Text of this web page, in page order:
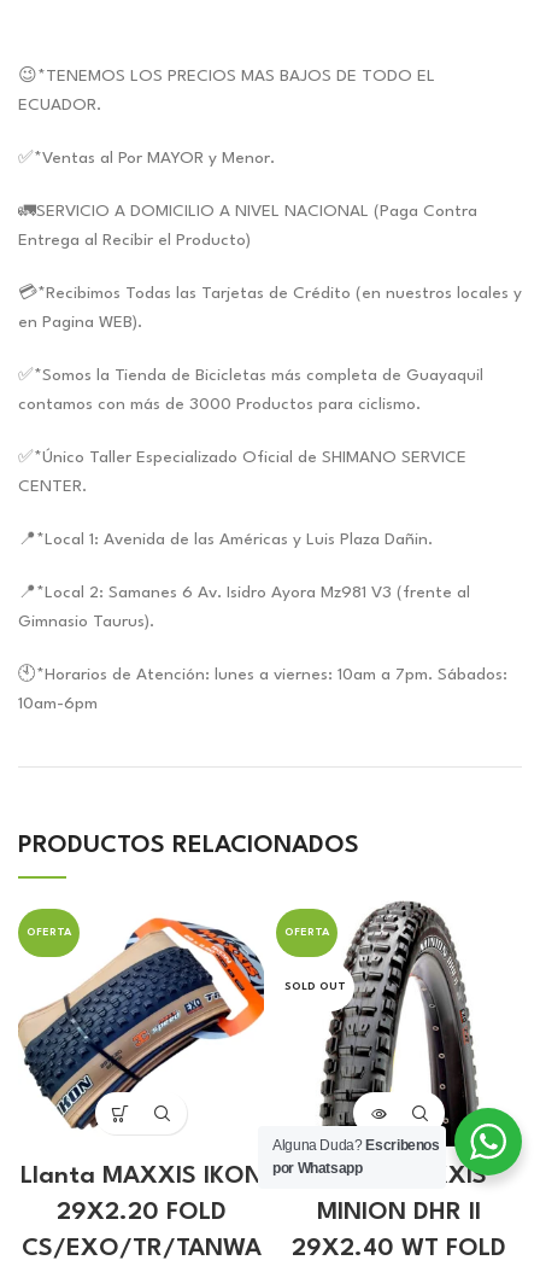
😉*TENEMOS LOS PRECIOS MAS BAJOS DE TODO EL
ECUADOR.
✅*Ventas al Por MAYOR y Menor.
🚛SERVICIO A DOMICILIO A NIVEL NACIONAL (Paga Contra
Entrega al Recibir el Producto)
💳*Recibimos Todas las Tarjetas de Crédito (en nuestros locales y
en Pagina WEB).
✅*Somos la Tienda de Bicicletas más completa de Guayaquil
contamos con más de 3000 Productos para ciclismo.
✅*Único Taller Especializado Oficial de SHIMANO SERVICE
CENTER.
📍*Local 1: Avenida de las Américas y Luis Plaza Dañin.
📍*Local 2: Samanes 6 Av. Isidro Ayora Mz981 V3 (frente al
Gimnasio Taurus).
🕙*Horarios de Atención: lunes a viernes: 10am a 7pm. Sábados:
10am-6pm
PRODUCTOS RELACIONADOS
OFERTA
Llanta MAXXIS IKON
29X2.20 FOLD
CS/EXO/TR/TANWA
OFERTA
SOLD OUT
Llanta MAXXIS
MINION DHR II
29X2.40 WT FOLD
Alguna Duda? Escribenos
por Whatsapp